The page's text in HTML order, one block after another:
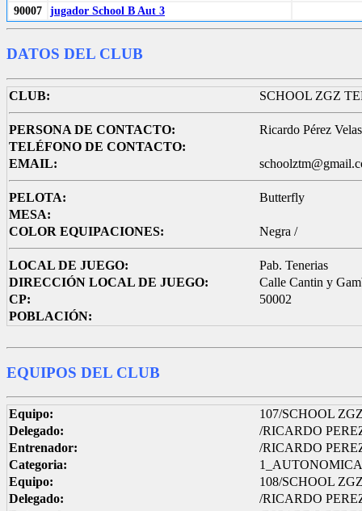
90007
jugador School B Aut 3
DATOS DEL CLUB
CLUB: SCHOOL ZGZ
PERSONA DE CONTACTO:
Ricardo Pérez
TELÉFONO DE CONTACTO:
EMAIL:
PELOTA:
Butterfly
MESA:
COLOR EQUIPACIONES:
Negra /
LOCAL DE JUEGO:
Pab. Tenerias
DIRECCIÓN LOCAL DE JUEGO:
Calle Cantin y
CP:
50002
POBLACIÓN:
EQUIPOS DEL CLUB
Equipo:
107/SCHOOL
Delegado:
/RICARDO
Entrenador:
/RICARDO
Categoria:
1_AUTONOMICA
Equipo:
108/SCHOOL
Delegado:
/RICARDO